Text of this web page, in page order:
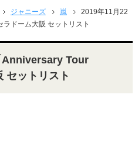
ジャニーズ 嵐
2019年11月22
ドーム大阪 セットリスト
Anniversary Tour
セットリスト